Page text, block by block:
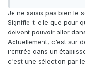
Je ne saisis pas bien le
Signifie-t-elle que pour
doivent pouvoir aller
Actuellement, c'est sur
l'entrée dans un
c'est une sélection par